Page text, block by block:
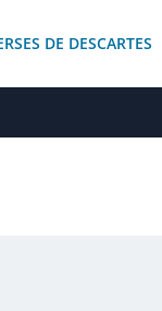
DE DESCARTES